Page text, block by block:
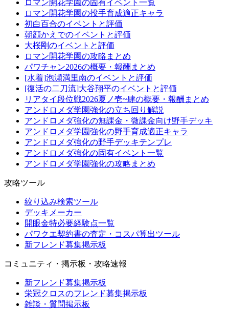
ロマン開花学園の固有イベント一覧
ロマン開花学園の投手育成適正キャラ
初白百合のイベントと評価
朝顔かえでのイベントと評価
大桜剛のイベントと評価
ロマン開花学園の攻略まとめ
パワチャン2026の概要・報酬まとめ
[水着]泡瀬満里南のイベントと評価
[復活の二刀流]大谷翔平のイベントと評価
リアタイ段位戦2026夏ノ壱~肆の概要・報酬まとめ
アンドロメダ学園強化の立ち回り解説
アンドロメダ強化の無課金・微課金向け野手デッキ
アンドロメダ学園強化の野手育成適正キャラ
アンドロメダ強化の野手デッキテンプレ
アンドロメダ強化の固有イベント一覧
アンドロメダ学園強化の攻略まとめ
攻略ツール
絞り込み検索ツール
デッキメーカー
開眼金特必要経験点一覧
パワクエ契約書の査定・コスパ算出ツール
新フレンド募集掲示板
コミュニティ・掲示板・攻略速報
新フレンド募集掲示板
栄冠クロスのフレンド募集掲示板
雑談・質問掲示板